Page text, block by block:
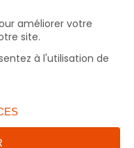
de 9h à 17h, le
(fermé le